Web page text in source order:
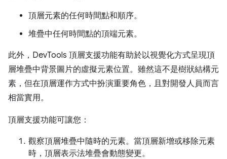
頂層元素的任何時間點和順序。
堆疊中任何時間點的頂端元素。
此外，DevTools 頂層支援功能有助於以視覺化方式呈現頂
層堆疊中背景圖片的虛擬元素位置。雖然這不是樹狀結構元
素，但在頂層運作方式中扮演重要角色，且對開發人員而言
相當實用。
頂層支援功能可讓您：
觀察頂層堆疊中隨時的元素。當頂層新增或移除元素
時，頂層表示法堆疊會動態變更。